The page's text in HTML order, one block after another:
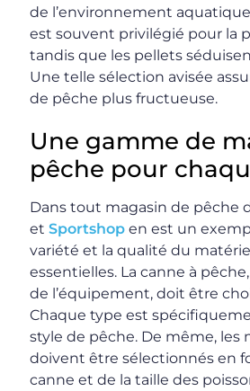
de l’environnement
est souvent privilégié pour la
tandis que les pellets
Une telle sélection avisée
de pêche plus fructueuse.
Une gamme de
pêche pour
Dans tout magasin de pêche
etSportshop en est un
variété et la qualité du
essentielles. La canne à
de l’équipement, doit être
Chaque type est
style de pêche. De même, les
doivent être sélectionnés en
canne et de la taille des